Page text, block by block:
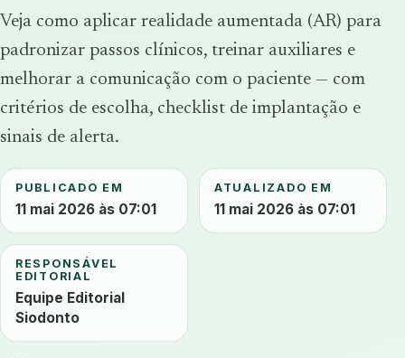
Veja como aplicar realidade aumentada (AR) para
padronizar passos clínicos, treinar auxiliares e
melhorar a comunicação com o paciente — com
critérios de escolha, checklist de implantação e
sinais de alerta.
PUBLICADO EM
11 mai 2026 às 07:01
ATUALIZADO EM
11 mai 2026 às 07:01
RESPONSÁVEL
EDITORIAL
Equipe Editorial
Siodonto